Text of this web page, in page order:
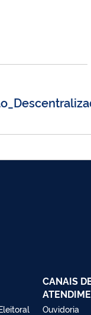
CANAIS
Ouvidoria